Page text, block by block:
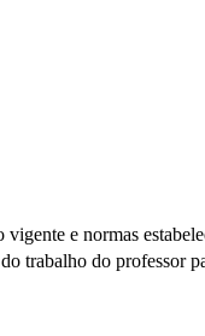
e normas
trabalho do professor